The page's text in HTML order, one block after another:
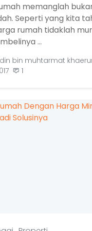
memanglah
Seperti yang kita
rumah tidaklah
...
bin muhtarmat
1